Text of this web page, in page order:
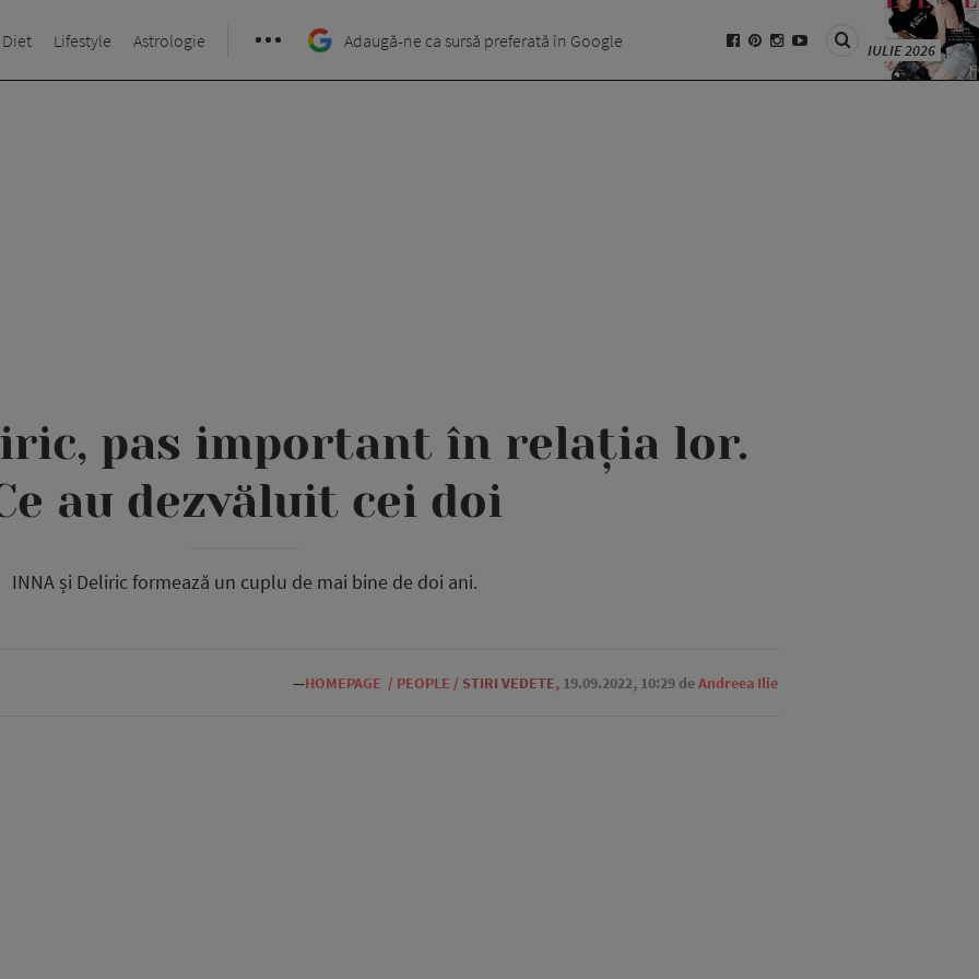
Diet Lifestyle Astrologie Adaugă-ne ca sursă preferată în Google IULIE 2026
pas important în relația lor.
au dezvăluit cei doi
INNA și Deliric formează un cuplu de mai bine de doi ani.
—HOMEPAGE / PEOPLE / STIRI VEDETE, 19.09.2022, 10:29 deAndreea Ilie